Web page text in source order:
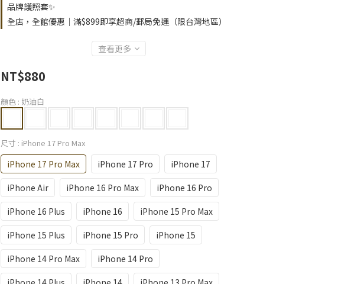
品牌護照套✨
全店，全館優惠｜滿$899即享超商/郵局免運（限台灣地區）
查看更多
NT$880
顏色 : 奶油白
尺寸 : iPhone 17 Pro Max
iPhone 17 Pro Max iPhone 17 Pro
iPhone 17
iPhone Air
iPhone 16 Pro Max
iPhone 16 Pro
iPhone 16 Plus
iPhone 16
iPhone 15 Pro Max
iPhone 15 Plus
iPhone 15 Pro
iPhone 15
iPhone 14 Pro Max
iPhone 14 Pro